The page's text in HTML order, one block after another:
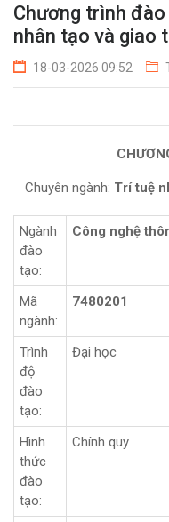
Chương trình
nhân tạo và giao
18-03-2026 09:52
Chuyên ngành: Trí tuệ
Ngành
đào
tạo:
Công nghệ
Mã
ngành:
7480201
Trình
độ
đào
tạo:
Đại học
Hình
thức
đào
tạo:
Chính quy